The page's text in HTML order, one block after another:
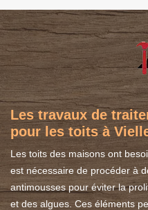
Les travaux de
pour les toits à
Les toits des maisons ont
est nécessaire de procéder à
antimousses pour éviter la
et des algues. Ces éléments